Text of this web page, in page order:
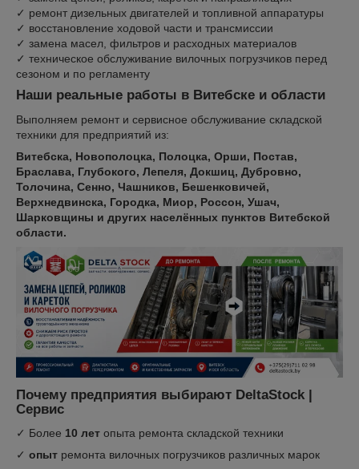
✓ ремонт дизельных двигателей и топливной аппаратуры
✓ восстановление ходовой части и трансмиссии
✓ замена масел, фильтров и расходных материалов
✓ техническое обслуживание вилочных погрузчиков перед
сезоном и по регламенту
Наши реальные работы в Витебске и области
Выполняем ремонт и сервисное обслуживание складской
техники для предприятий из:
Витебска, Новополоцка, Полоцка, Орши, Постав,
Браслава, Глубокого, Лепеля, Докшиц, Дубровно,
Толочина, Сенно, Чашников, Бешенковичей,
Верхнедвинска, Городка, Миор, Россон, Ушач,
Шарковщины и других населённых пунктов Витебской
области.
Почему предприятия выбирают DeltaStock |
Сервис
✓ Более 10 лет опыта ремонта складской техники
✓ опыт ремонта вилочных погрузчиков различных марок